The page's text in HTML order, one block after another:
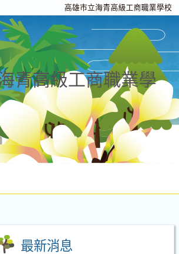
高雄市立海青高級工商職業學校
青高級工商職業學
最新消息